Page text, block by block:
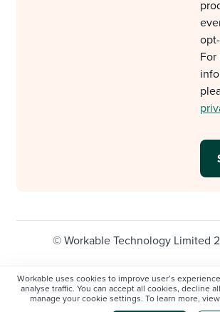
Workable uses cookies to improve user’s
analyse traffic. You can accept all cookies, decline
manage your cookie settings. To learn more,
For
© Workable Technology Limited
Privacy policy
Cookie
Do not sell/share my personal